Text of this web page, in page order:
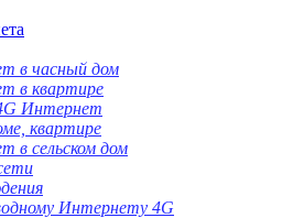
в часный дом
в квартире
Интернет
квартире
в сельском дом
Интернету 4G